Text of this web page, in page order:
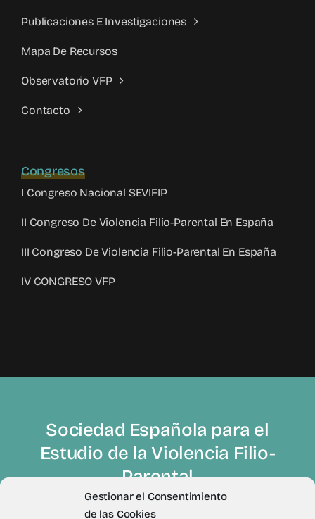
Gestionar el Consentimiento
de las Cookies
Publicaciones E Investigaciones
Mapa De Recursos
Observatorio VFP
Contacto
Congresos
I Congreso Nacional SEVIFIP
II Congreso De Violencia Filio-Parental En España
III Congreso De Violencia Filio-Parental En España
IV CONGRESO VFP
Sociedad Española para el
Estudio de la Violencia Filio-
Parental